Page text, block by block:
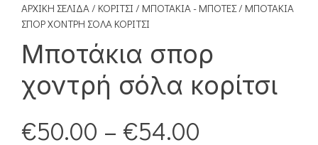
ΑΡΧΙΚΉ ΣΕΛΊΔΑ/ ΚΟΡΊΤΣΙ / ΜΠΟΤΆΚΙΑ - ΜΠΌΤΕΣ/ ΜΠΟΤΆΚΙΑ
ΣΠΟΡ ΧΟΝΤΡΉ ΣΌΛΑ ΚΟΡΊΤΣΙ
Μποτάκια σπορ
χοντρή σόλα κορίτσι
€50.00 – €54.00